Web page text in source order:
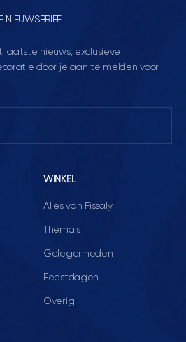
nieuws, exclusieve
door je aan te melden voor
WINKEL
Alles van Fissaly
Thema's
Gelegenheden
Feestdagen
Overig